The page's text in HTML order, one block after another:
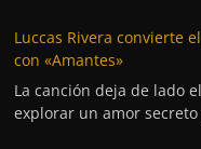
Luccas Rivera convierte
con «Amantes»
La canción deja de lado
explorar un amor